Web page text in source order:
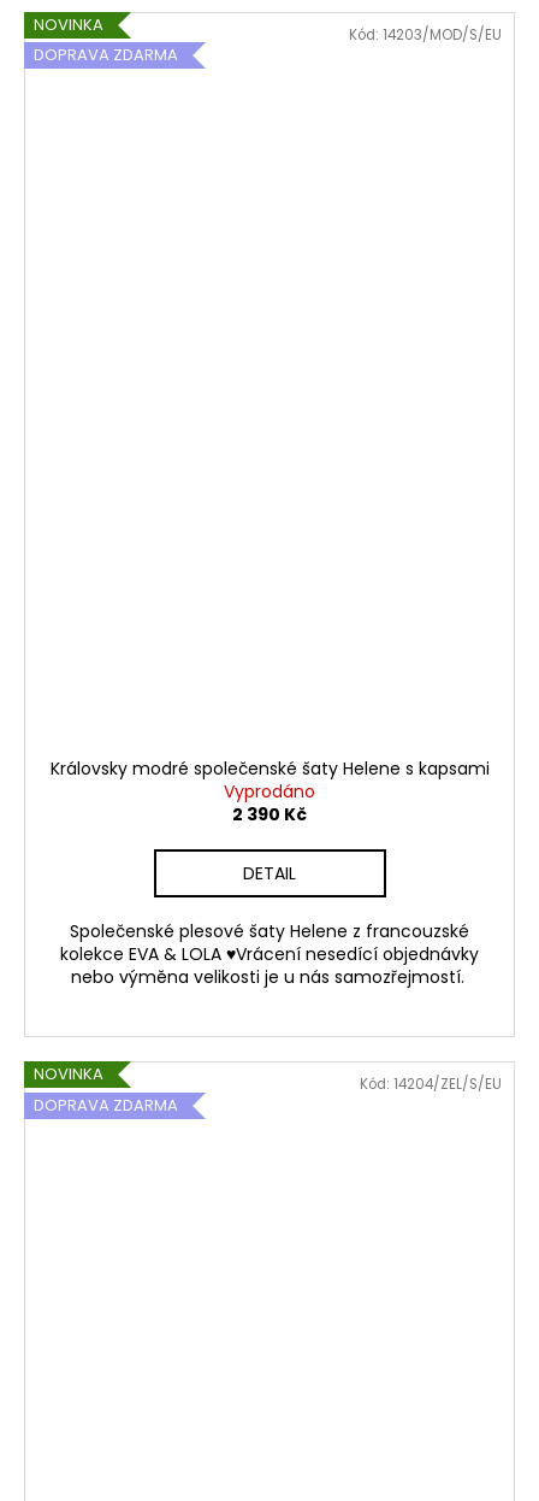
NOVINKA
DOPRAVA ZDARMA
Královsky modré společenské šaty Helene s kapsami
Vyprodáno
2 390 Kč
DETAIL
Společenské plesové šaty Helene z francouzské
kolekce EVA & LOLA ♥Vrácení nesedící objednávky
nebo výměna velikosti je u nás samozřejmostí.
Kód: 14203/MOD/S/EU
NOVINKA
DOPRAVA ZDARMA
Kód: 14204/ZEL/S/EU